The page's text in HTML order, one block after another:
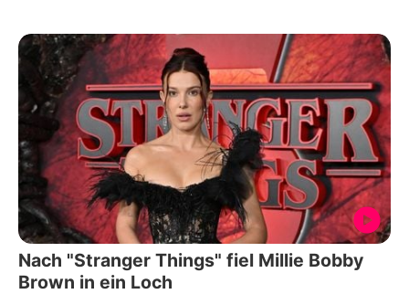
Nach "Stranger Things" fiel Millie Bobby
Brown in ein Loch